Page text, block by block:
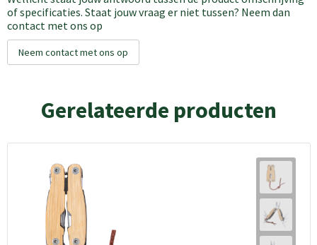
of specificaties. Staat jouw vraag er niet tussen? Neem dan
contact met ons op
Neem contact met ons op
Gerelateerde producten